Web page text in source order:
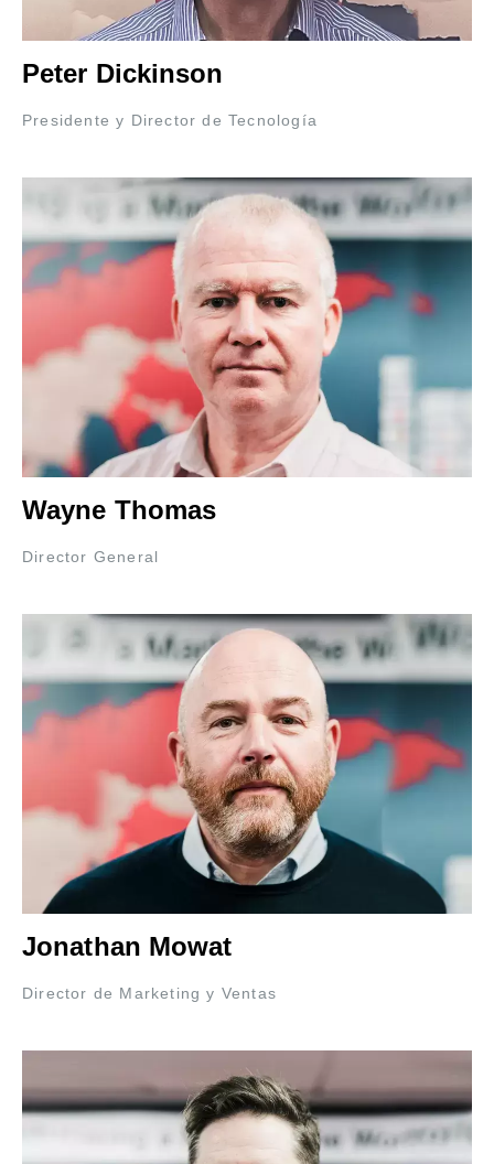
Peter Dickinson
Presidente y Director de Tecnología
Wayne Thomas
Director General
Jonathan Mowat
Director de Marketing y Ventas